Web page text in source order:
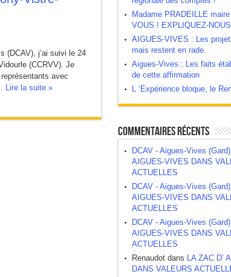
(DCAV), j’ai suivi le 24
(CCRVV). Je
avec
Lire la suite »
Madame PRADEILLE
VOUS ! EXPLIQUEZ-
AIGUES-VIVES : Les
mais restent en rade.
Aigues-Vives : Les faits
de cette affirmation
L ‘Expérience bloque, le
Commentaires récents
DCAV - Aigues-Vives (Gard)
AIGUES-VIVES DANS
ACTUELLES
DCAV - Aigues-Vives (Gard)
AIGUES-VIVES DANS
ACTUELLES
DCAV - Aigues-Vives (Gard)
AIGUES-VIVES DANS
ACTUELLES
Renaudot dans LA ZAC D’
DANS VALEURS